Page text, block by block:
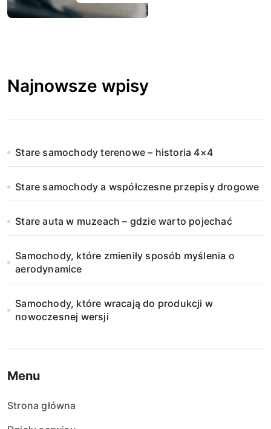
Najnowsze wpisy
Stare samochody terenowe – historia 4×4
Stare samochody a współczesne przepisy drogowe
Stare auta w muzeach – gdzie warto pojechać
Samochody, które zmieniły sposób myślenia o
aerodynamice
Samochody, które wracają do produkcji w
nowoczesnej wersji
Menu
Strona główna